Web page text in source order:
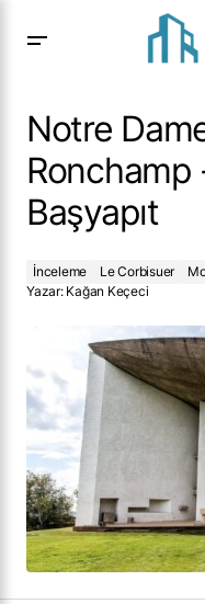
Notre
Başyapıt
İnceleme Le Corbisuer
Yazar: Kağan Keçeci